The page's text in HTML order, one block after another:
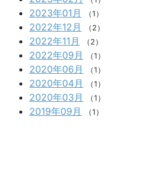
2023年01月 （1）
2022年12月 （2）
2022年11月 （2）
2022年09月 （1）
2020年06月 （1）
2020年04月 （1）
2020年03月 （1）
2019年09月 （1）